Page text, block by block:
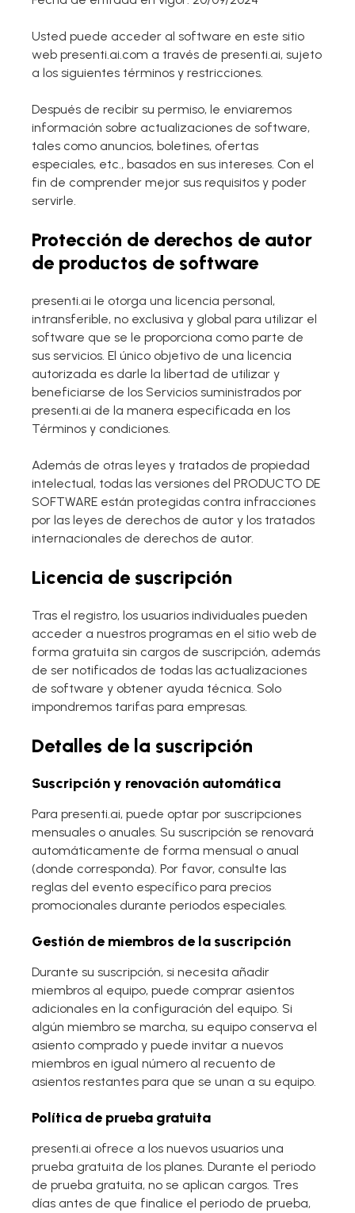
Markdown a Presentación
Embellecer diapositivas con
IA
Transforma contenido de marketing con
diapositivas de IA
Presenti AI
Creador de PPT con IA, alternativa a Gamma
Presenti AI SDK
Plataforma para desarrolladores de Presenti AI
Pixso
Herramienta UI/UX, alternativa a Figma
Boardmix
Pizarra colaborativa online
Usted puede acceder al software en este sitio
web presenti.ai.com a través de presenti.ai, sujeto
a los siguientes términos y restricciones.
Después de recibir su permiso, le enviaremos
información sobre actualizaciones de software,
tales como anuncios, boletines, ofertas
especiales, etc., basados en sus intereses. Con el
fin de comprender mejor sus requisitos y poder
servirle.
Protección de derechos de autor
de productos de software
presenti.ai le otorga una licencia personal,
intransferible, no exclusiva y global para utilizar el
software que se le proporciona como parte de
sus servicios. El único objetivo de una licencia
autorizada es darle la libertad de utilizar y
beneficiarse de los Servicios suministrados por
presenti.ai de la manera especificada en los
Términos y condiciones.
Además de otras leyes y tratados de propiedad
intelectual, todas las versiones del PRODUCTO DE
SOFTWARE están protegidas contra infracciones
por las leyes de derechos de autor y los tratados
internacionales de derechos de autor.
Licencia de suscripción
Tras el registro, los usuarios individuales pueden
acceder a nuestros programas en el sitio web de
forma gratuita sin cargos de suscripción, además
de ser notificados de todas las actualizaciones
de software y obtener ayuda técnica. Solo
impondremos tarifas para empresas.
Detalles de la suscripción
Suscripción y renovación automática
Para presenti.ai, puede optar por suscripciones
mensuales o anuales. Su suscripción se renovará
automáticamente de forma mensual o anual
(donde corresponda). Por favor, consulte las
reglas del evento específico para precios
promocionales durante periodos especiales.
Gestión de miembros de la suscripción
Durante su suscripción, si necesita añadir
miembros al equipo, puede comprar asientos
adicionales en la configuración del equipo. Si
algún miembro se marcha, su equipo conserva el
asiento comprado y puede invitar a nuevos
miembros en igual número al recuento de
asientos restantes para que se unan a su equipo.
Política de prueba gratuita
presenti.ai ofrece a los nuevos usuarios una
prueba gratuita de los planes. Durante el periodo
de prueba gratuita, no se aplican cargos. Tres
días antes de que finalice el periodo de prueba,